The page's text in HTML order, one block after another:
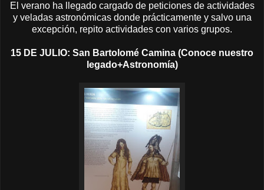
El verano ha llegado cargado de peticiones de actividades
y veladas astronómicas donde prácticamente y salvo una
excepción, repito actividades con varios grupos.
15 DE JULIO: San Bartolomé Camina (Conoce nuestro
legado+Astronomía)